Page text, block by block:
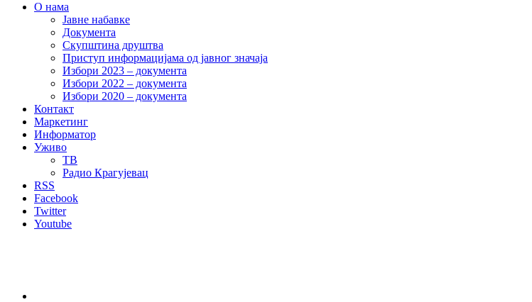
О нама
Јавне набавке
Документа
Скупштина друштва
Приступ информацијама од јавног значаја
Избори 2023 – документа
Избори 2022 – документа
Избори 2020 – документа
Контакт
Маркетинг
Информатор
Уживо
ТВ
Радио Крагујевац
RSS
Facebook
Twitter
Youtube